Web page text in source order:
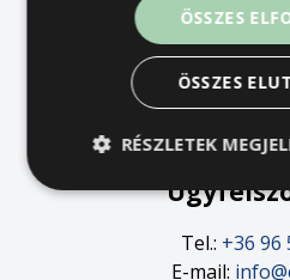
Hasznos
Jogi
Visszaélés-
Tel.: +36 96
E-mail:
ÖSSZES
ÖSSZES
RÉSZLETEK